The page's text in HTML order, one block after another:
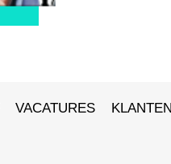
VACATURES